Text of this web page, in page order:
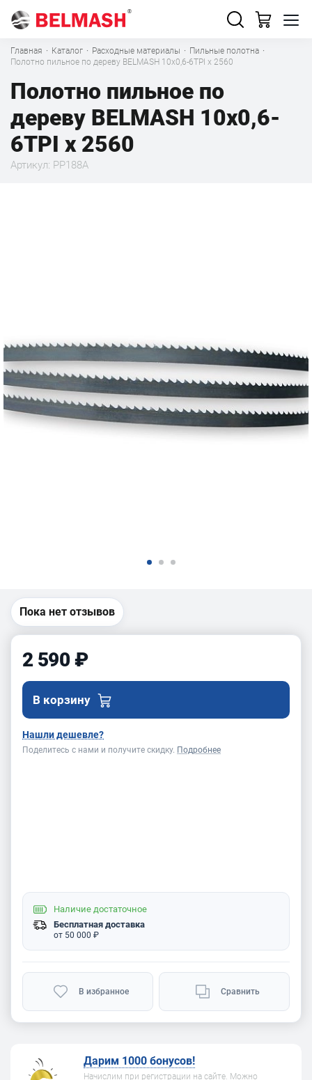
Главная · Каталог · Расходные материалы · Пильные полотна ·
Полотно пильное по дереву BELMASH 10x0,6-6TPI x 2560
Полотно пильное по
дереву BELMASH 10x0,6-
6TPI x 2560
Артикул: PP188A
Пока нет отзывов
2 590 ₽
В корзину
Нашли дешевле?
Поделитесь с нами и получите скидку. Подробнее
Наличие достаточное
Бесплатная доставка
от 50 000 ₽
В избранное Сравнить
Дарим 1000 бонусов!
Начислим при регистрации на сайте. Можно